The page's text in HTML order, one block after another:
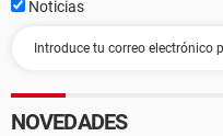
Noticias
NOVEDADES